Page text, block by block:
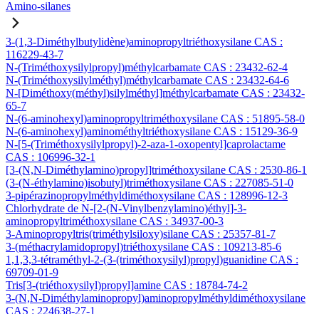
Amino-silanes
3-(1,3-Diméthylbutylidène)aminopropyltriéthoxysilane CAS :
116229-43-7
N-(Triméthoxysilylpropyl)méthylcarbamate CAS : 23432-62-4
N-(Triméthoxysilylméthyl)méthylcarbamate CAS : 23432-64-6
N-[Diméthoxy(méthyl)silylméthyl]méthylcarbamate CAS : 23432-
65-7
N-(6-aminohexyl)aminopropyltriméthoxysilane CAS : 51895-58-0
N-(6-aminohexyl)aminométhyltriéthoxysilane CAS : 15129-36-9
N-[5-(Triméthoxysilylpropyl)-2-aza-1-oxopentyl]caprolactame
CAS : 106996-32-1
[3-(N,N-Diméthylamino)propyl]triméthoxysilane CAS : 2530-86-1
(3-(N-éthylamino)isobutyl)triméthoxysilane CAS : 227085-51-0
3-pipérazinopropylméthyldiméthoxysilane CAS : 128996-12-3
Chlorhydrate de N-[2-(N-Vinylbenzylamino)éthyl]-3-
aminopropyltriméthoxysilane CAS : 34937-00-3
3-Aminopropyltris(triméthylsiloxy)silane CAS : 25357-81-7
3-(méthacrylamidopropyl)triéthoxysilane CAS : 109213-85-6
1,1,3,3-tétraméthyl-2-(3-(triméthoxysilyl)propyl)guanidine CAS :
69709-01-9
Tris[3-(triéthoxysilyl)propyl]amine CAS : 18784-74-2
3-(N,N-Diméthylaminopropyl)aminopropylméthyldiméthoxysilane
CAS : 224638-27-1